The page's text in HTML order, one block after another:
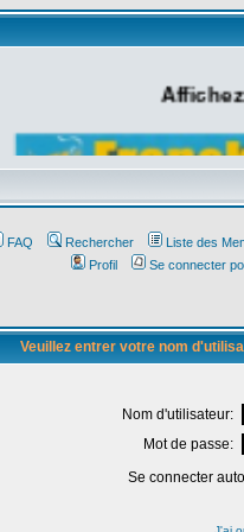
FAQ Rechercher
Liste des
Profil
Se connecter
Veuillez entrer votre nom
Nom d'utilisateur:
Mot de passe:
Se connecter